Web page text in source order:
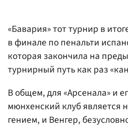
«Бавария» тот турнир в
в финале по пенальти
которая закончила на
турнирный путь как раз
В общем, для «Арсенала» и
мюнхенский клуб является
гением, и Венгер,